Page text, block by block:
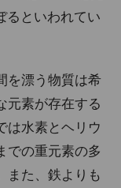
るといわれてい
を漂う物質は希
元素が存在する
は水素とヘリウ
での重元素の多
また、鉄よりも